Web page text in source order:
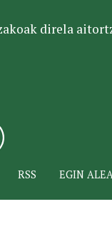
direla
RSS EGIN